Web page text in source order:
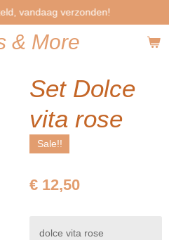
& More
vandaag verzonden!
Set Dolce
vita rose
Sale!!
€ 12,50
dolce vita rose